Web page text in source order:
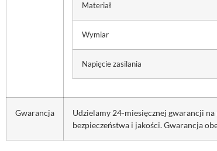
Materiał
Wymiar
Napięcie zasilania
Gwarancja
Udzielamy 24-miesięcznej gwarancji
bezpieczeństwa i jakości. Gwarancja